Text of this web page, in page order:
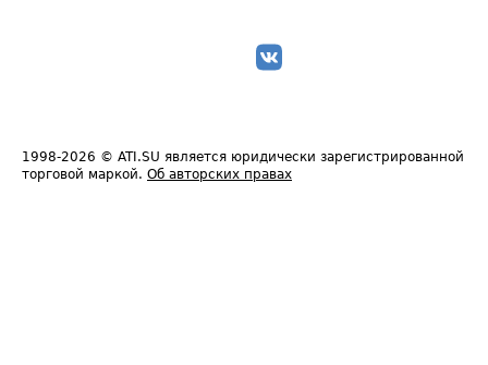
1998-2026 © ATI.SU является юридически зарегистрированной
торговой маркой. Об авторских правах